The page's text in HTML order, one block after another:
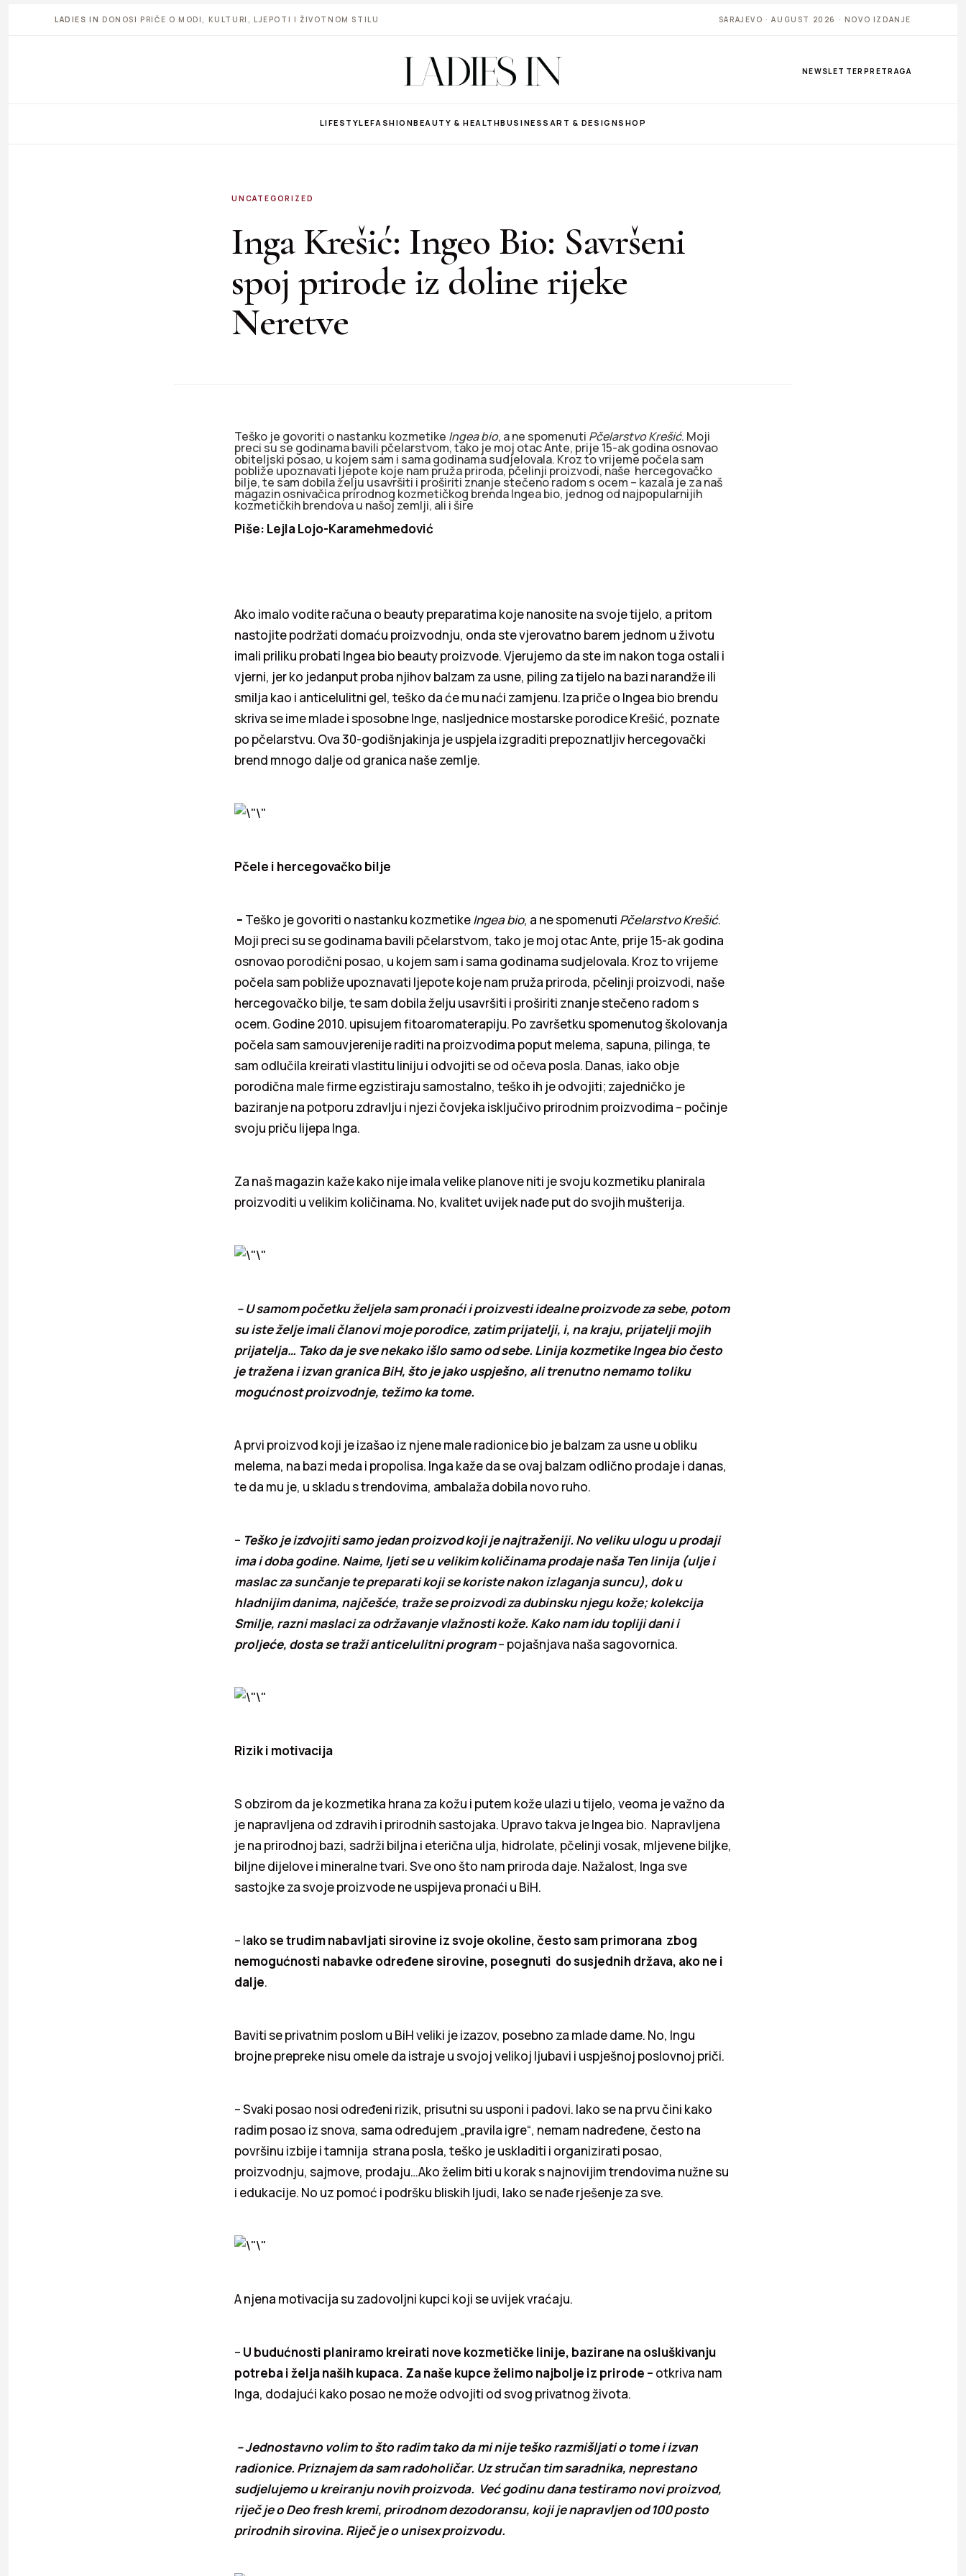
LADIES IN DONOSI PRIČE O MODI, KULTURI, LJEPOTI I ŽIVOTNOM STILU SARAJEVO · AUGUST 2026 · NOVO IZDANJE
NEWSLETTER PRETRAGA
LIFESTYLEFASHIONBEAUTY & HEALTHBUSINESS ART & DESIGNSHOP
UNCATEGORIZED
Inga Krešić: Ingeo Bio: Savršeni
spoj prirode iz doline rijeke
Neretve
Teško je govoriti o nastanku kozmetike Ingea bio, a ne spomenuti Pčelarstvo Krešić. Moji
preci su se godinama bavili pčelarstvom, tako je moj otac Ante, prije 15-ak godina osnovao
obiteljski posao, u kojem sam i sama godinama sudjelovala. Kroz to vrijeme počela sam
pobliže upoznavati ljepote koje nam pruža priroda, pčelinji proizvodi, naše hercegovačko
bilje, te sam dobila želju usavršiti i proširiti znanje stečeno radom s ocem – kazala je za naš
magazin osnivačica prirodnog kozmetičkog brenda Ingea bio, jednog od najpopularnijih
kozmetičkih brendova u našoj zemlji, ali i šire
Piše: Lejla Lojo-Karamehmedović
Ako imalo vodite računa o beauty preparatima koje nanosite na svoje tijelo, a pritom
nastojite podržati domaću proizvodnju, onda ste vjerovatno barem jednom u životu
imali priliku probati Ingea bio beauty proizvode. Vjerujemo da ste im nakon toga ostali i
vjerni, jer ko jedanput proba njihov balzam za usne, piling za tijelo na bazi narandže ili
smilja kao i anticelulitni gel, teško da će mu naći zamjenu. Iza priče o Ingea bio brendu
skriva se ime mlade i sposobne Inge, nasljednice mostarske porodice Krešić, poznate
po pčelarstvu. Ova 30-godišnjakinja je uspjela izgraditi prepoznatljiv hercegovački
brend mnogo dalje od granica naše zemlje.
Pčele i hercegovačko bilje
– Teško je govoriti o nastanku kozmetikeIngea bio, a ne spomenuti Pčelarstvo Krešić.
Moji preci su se godinama bavili pčelarstvom, tako je moj otac Ante, prije 15-ak godina
osnovao porodični posao, u kojem sam i sama godinama sudjelovala. Kroz to vrijeme
počela sam pobliže upoznavati ljepote koje nam pruža priroda, pčelinji proizvodi, naše
hercegovačko bilje, te sam dobila želju usavršiti i proširiti znanje stečeno radom s
ocem. Godine 2010. upisujem fitoaromaterapiju. Po završetku spomenutog školovanja
počela sam samouvjerenije raditi na proizvodima poput melema, sapuna, pilinga, te
sam odlučila kreirati vlastitu liniju i odvojiti se od očeva posla. Danas, iako obje
porodična male firme egzistiraju samostalno, teško ih je odvojiti; zajedničko je
baziranje na potporu zdravlju i njezi čovjeka isključivo prirodnim proizvodima – počinje
svoju priču lijepa Inga.
Za naš magazin kaže kako nije imala velike planove niti je svoju kozmetiku planirala
proizvoditi u velikim količinama. No, kvalitet uvijek nađe put do svojih mušterija.
– U samom početku željela sam pronaći i proizvesti idealne proizvode za sebe, potom
su iste želje imali članovi moje porodice, zatim prijatelji, i, na kraju, prijatelji mojih
prijatelja… Tako da je sve nekako išlo samo od sebe. Linija kozmetike Ingea bio često
je tražena i izvan granica BiH, što je jako uspješno, ali trenutno nemamo toliku
mogućnost proizvodnje, težimo ka tome.
A prvi proizvod koji je izašao iz njene male radionice bio je balzam za usne u obliku
melema, na bazi meda i propolisa. Inga kaže da se ovaj balzam odlično prodaje i danas,
te da mu je, u skladu s trendovima, ambalaža dobila novo ruho.
– Teško je izdvojiti samo jedan proizvod koji je najtraženiji. No veliku ulogu u prodaji
ima i doba godine. Naime, ljeti se u velikim količinama prodaje naša Ten linija (ulje i
maslac za sunčanje te preparati koji se koriste nakon izlaganja suncu), dok u
hladnijim danima, najčešće, traže se proizvodi za dubinsku njegu kože; kolekcija
Smilje, razni maslaci za održavanje vlažnosti kože. Kako nam idu topliji dani i
proljeće, dosta se traži anticelulitni program– pojašnjava naša sagovornica.
Rizik i motivacija
S obzirom da je kozmetika hrana za kožu i putem kože ulazi u tijelo, veoma je važno da
je napravljena od zdravih i prirodnih sastojaka. Upravo takva je Ingea bio. Napravljena
je na prirodnoj bazi, sadrži biljna i eterična ulja, hidrolate, pčelinji vosak, mljevene biljke,
biljne dijelove i mineralne tvari. Sve ono što nam priroda daje. Nažalost, Inga sve
sastojke za svoje proizvode ne uspijeva pronaći u BiH.
– Iako se trudim nabavljati sirovine iz svoje okoline, često sam primorana zbog
nemogućnosti nabavke određene sirovine, posegnuti do susjednih država, ako ne i
dalje.
Baviti se privatnim poslom u BiH veliki je izazov, posebno za mlade dame. No, Ingu
brojne prepreke nisu omele da istraje u svojoj velikoj ljubavi i uspješnoj poslovnoj priči.
– Svaki posao nosi određeni rizik, prisutni su usponi i padovi. Iako se na prvu čini kako
radim posao iz snova, sama određujem „pravila igre“, nemam nadređene, često na
površinu izbije i tamnija strana posla, teško je uskladiti i organizirati posao,
proizvodnju, sajmove, prodaju…Ako želim biti u korak s najnovijim trendovima nužne su
i edukacije. No uz pomoć i podršku bliskih ljudi, lako se nađe rješenje za sve.
A njena motivacija su zadovoljni kupci koji se uvijek vraćaju.
– U budućnosti planiramo kreirati nove kozmetičke linije, bazirane na osluškivanju
potreba i želja naših kupaca. Za naše kupce želimo najbolje iz prirode – otkriva nam
Inga, dodajući kako posao ne može odvojiti od svog privatnog života.
– Jednostavno volim to što radim tako da mi nije teško razmišljati o tome i izvan
radionice. Priznajem da sam radoholičar. Uz stručan tim saradnika, neprestano
sudjelujemo u kreiranju novih proizvoda. Već godinu dana testiramo novi proizvod,
riječ je o Deo fresh kremi, prirodnom dezodoransu, koji je napravljen od 100 posto
prirodnih sirovina. Riječ je o unisex proizvodu.